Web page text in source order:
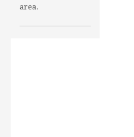
area.